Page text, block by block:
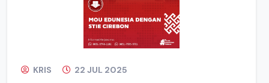
KRIS 22 JUL 2025